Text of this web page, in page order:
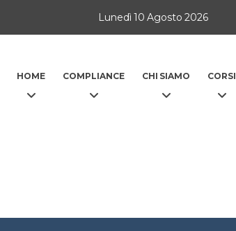
Lunedì 10 Agosto 2026
HOME COMPLIANCE CHI SIAMO CORSI